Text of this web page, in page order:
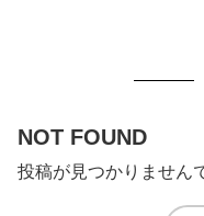
NOT FOUND
投稿が見つかりません